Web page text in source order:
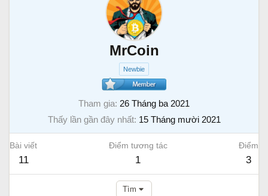
MrCoin
Newbie
Tham gia 26 Tháng ba 2021
Thấy lần gần đây nhất 15 Tháng mười 2021
Bài viết
11
Điểm tương tác
1
Điểm
3
Tìm